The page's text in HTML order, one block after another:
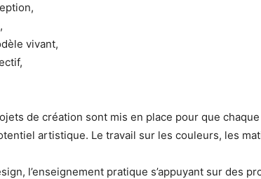
vivant,
de création sont mis en place pour que
artistique. Le travail sur les couleurs, les
l’enseignement pratique s’appuyant sur des